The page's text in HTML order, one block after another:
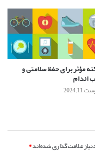
مؤثر برای حفظ سلامتی و
اندام
2024
علامت‌گذاری شده‌اند*